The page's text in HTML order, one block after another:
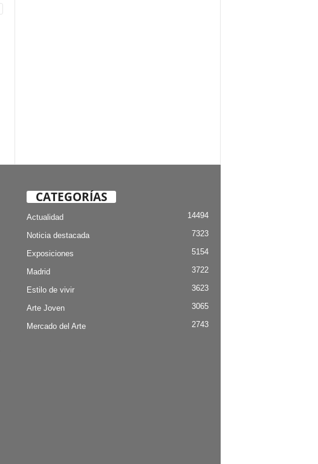
CATEGORÍAS
Actualidad 14494
Noticia destacada 7323
Exposiciones 5154
Madrid 3722
Estilo de vivir 3623
Arte Joven 3065
Mercado del Arte 2743